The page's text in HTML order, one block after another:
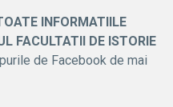
INFORMATIILE
FACULTATII DE ISTORIE
de Facebook de mai